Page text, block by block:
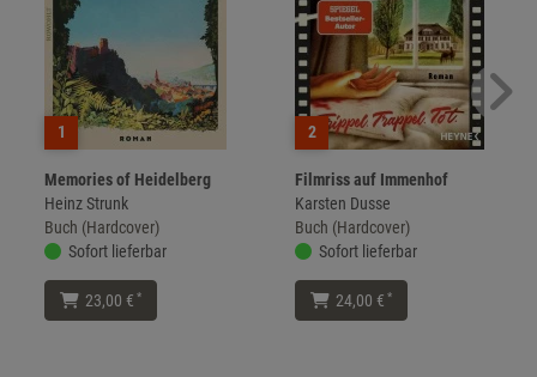
1
Memories of Heidelberg
Heinz Strunk
Buch (Hardcover)
Sofort lieferbar
23,00 € *
2
Filmriss auf Immenhof
Karsten Dusse
Buch (Hardcover)
Sofort lieferbar
24,00 € *